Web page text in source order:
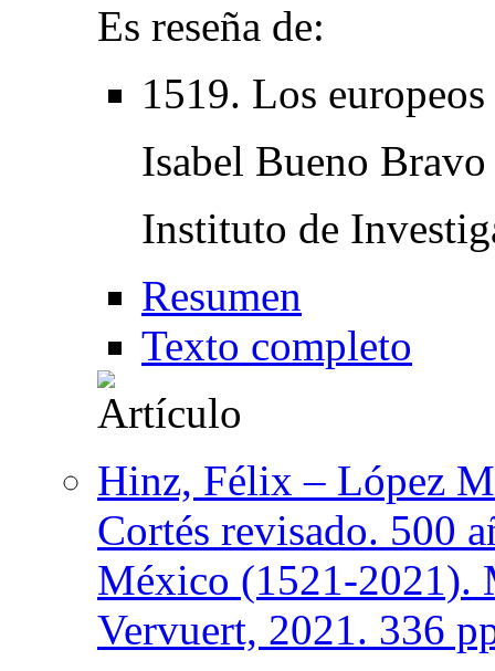
Es reseña de:
1519. Los
Isabel Bueno Bravo
Instituto de
Resumen
Texto completo
Hinz, Félix – López
Cortés revisado. 500
México (1521-2021).
Vervuert, 2021. 336